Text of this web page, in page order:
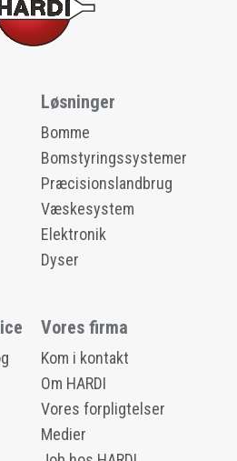
Løsninger
Bomme
Bomstyringssystemer
Præcisionslandbrug
Væskesystem
Elektronik
Dyser
Vores firma
Kom i kontakt
Om HARDI
Vores forpligtelser
Medier